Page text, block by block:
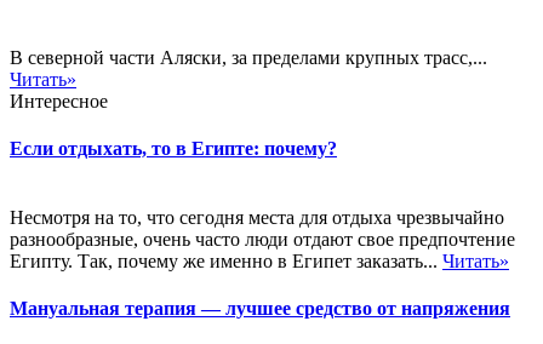
В северной части Аляски, за пределами крупных трасс,...
Читать»
Интересное
Если отдыхать, то в Египте: почему?
Несмотря на то, что сегодня места для отдыха чрезвычайно
разнообразные, очень часто люди отдают свое предпочтение
Египту. Так, почему же именно в Египет заказать... Читать»
Мануальная терапия — лучшее средство от напряжения